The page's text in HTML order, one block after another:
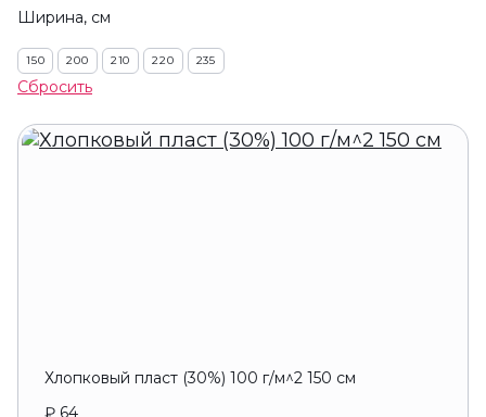
Ширина, см
150 200 210 220 235
Сбросить
Хлопковый пласт (30%) 100 г/м^2 150 см
₽ 64